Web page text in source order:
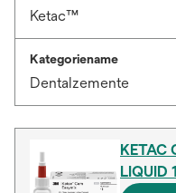
Ketac™
Kategoriename
Dentalzemente
KETAC
LIQUID